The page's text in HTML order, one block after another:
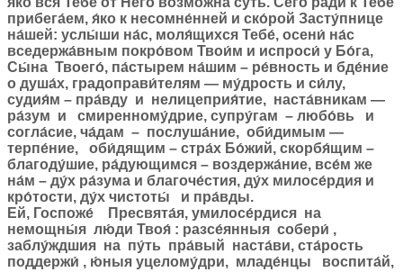
прибега́ем, я́ко к несомне́нней и ско́рой Засту́пнице
на́шей: услы́ши на́с, моля́щихся Тебе́, осени́ на́с
вседержа́вным покро́вом Твои́м и испроси́ у Бо́га,
Сы́на Твоего́, па́стырем на́шим – ре́вность и бде́ние
о душа́х, градоправи́телям — му́дрость и си́лу,
судия́м – пра́вду и нелицеприя́тие, наста́вникам —
ра́зум и смиренному́дрие, супру́гам – любо́вь и
согла́сие, ча́дам – послуша́ние, оби́димым —
терпе́ние, оби́дящим – стра́х Бо́жий, скорбя́щим –
благоду́шие, ра́дующимся – воздержа́ние, все́м же
на́м – ду́х ра́зума и благоче́стия, ду́х милосе́рдия и
кро́тости, ду́х чистоты́ и пра́вды.
Ей, Госпоже́ Пресвята́я, умилосе́рдися на
немощны́я лю́ди Твоя́ : разсе́янныя собери́ ,
заблу́ждшия на пу́ть пра́вый наста́ви, ста́рость
поддержи́ , ю́ныя уцелому́дри, младе́нцы воспита́й,